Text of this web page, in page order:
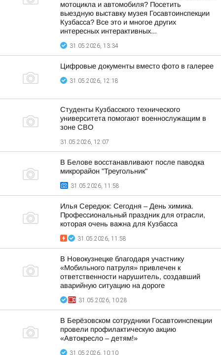
мотоцикла и автомобиля? Посетить
выездную выставку музея Госавтоинспекции
Кузбасса? Все это и многое других
интересных интерактивных...
31.05.2026, 13:34
Цифровые документы вместо фото в галерее
31.05.2026, 12:18
Студенты Кузбасского технического
университета помогают военнослужащим в
зоне СВО
31.05.2026, 12:07
В Белове восстанавливают после паводка
микрорайон "Треугольник"
31.05.2026, 11:58
Илья Середюк: Сегодня – День химика.
Профессиональный праздник для отрасли,
которая очень важна для Кузбасса
31.05.2026, 11:58
В Новокузнецке благодаря участнику
«Мобильного патруля» привлечен к
ответственности нарушитель, создавший
аварийную ситуацию на дороге
31.05.2026, 10:28
В Берёзовском сотрудники Госавтоинспекции
провели профилактическую акцию
«Автокресло – детям!»
31.05.2026, 10:10